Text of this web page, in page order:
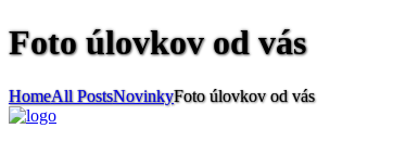
Foto úlovkov od vás
HomeAll PostsNovinkyFoto úlovkov od vás